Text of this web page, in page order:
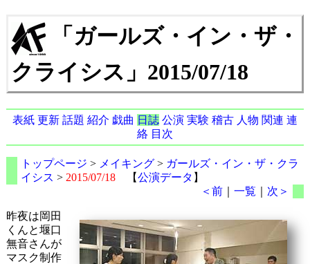
「ガールズ・イン・ザ・
クライシス」2015/07/18
表紙 更新 話題 紹介 戯曲 日誌 公演 実験 稽古 人物 関連 連
絡 目次
トップページ > メイキング> ガールズ・イン・ザ・クラ
イシス > 2015/07/18【公演データ 】
＜前 ｜一覧 次＞
昨夜は岡田
くんと堰口
無音さんが
マスク制作